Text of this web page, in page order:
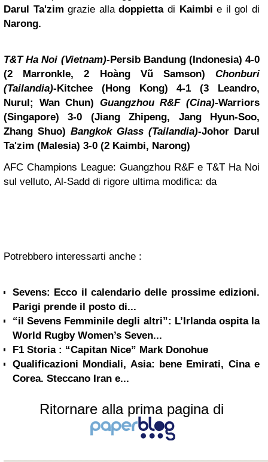
Darul Ta'zim grazie alladoppiettadi Kaimbi e il gol di
Narong.
T&T Ha Noi (Vietnam)-Persib Bandung (Indonesia) 4-0
(2 Marronkle, 2 Hoàng Vũ Samson)
Chonburi
(Tailandia)-Kitchee (Hong Kong) 4-1 (3 Leandro,
Nurul; Wan Chun) Guangzhou R&F (Cina)-Warriors
(Singapore) 3-0 (Jiang Zhipeng, Jang Hyun-Soo,
Zhang Shuo) Bangkok Glass (Tailandia)-Johor Darul
Ta'zim (Malesia) 3-0 (2 Kaimbi, Narong)
AFC Champions League: Guangzhou R&F e T&T Ha Noi
sul velluto, Al-Sadd di rigore ultima modifica: da
Potrebbero interessarti anche :
Sevens: Ecco il calendario delle prossime edizioni.
Parigi prende il posto di...
“il Sevens Femminile degli altri”: L’Irlanda ospita la
World Rugby Women’s Seven...
F1 Storia : “Capitan Nice” Mark Donohue
Qualificazioni Mondiali, Asia: bene Emirati, Cina e
Corea. Steccano Iran e...
Ritornare alla prima pagina di